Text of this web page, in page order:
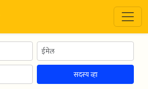
सदस्य व्हा